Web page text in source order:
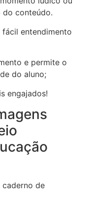
conteúdo.
entendimento
e permite o
do aluno;
engajados!
caderno de